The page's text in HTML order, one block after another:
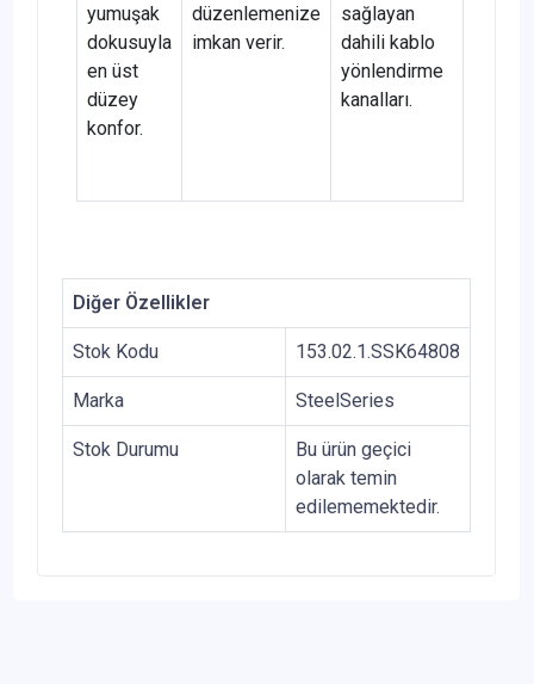
yumuşak
dokusuyla
en üst
düzey
konfor.
düzenlemenize
imkan verir.
sağlayan
dahili kablo
yönlendirme
kanalları.
Diğer Özellikler
Stok Kodu 153.02.1.SSK64808
Marka SteelSeries
Stok Durumu
Bu ürün geçici
olarak temin
edilememektedir.